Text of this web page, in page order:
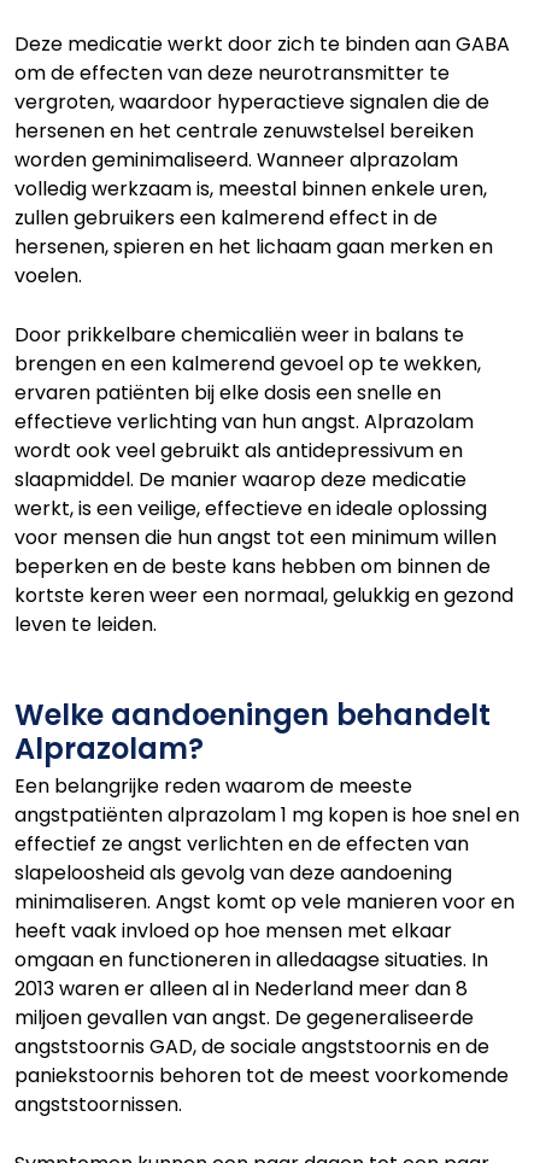
Deze medicatie werkt door zich te binden aan GABA
om de effecten van deze neurotransmitter te
vergroten, waardoor hyperactieve signalen die de
hersenen en het centrale zenuwstelsel bereiken
worden geminimaliseerd. Wanneer alprazolam
volledig werkzaam is, meestal binnen enkele uren,
zullen gebruikers een kalmerend effect in de
hersenen, spieren en het lichaam gaan merken en
voelen.
Door prikkelbare chemicaliën weer in balans te
brengen en een kalmerend gevoel op te wekken,
ervaren patiënten bij elke dosis een snelle en
effectieve verlichting van hun angst. Alprazolam
wordt ook veel gebruikt als antidepressivum en
slaapmiddel. De manier waarop deze medicatie
werkt, is een veilige, effectieve en ideale oplossing
voor mensen die hun angst tot een minimum willen
beperken en de beste kans hebben om binnen de
kortste keren weer een normaal, gelukkig en gezond
leven te leiden.
Welke aandoeningen behandelt
Alprazolam?
Een belangrijke reden waarom de meeste
angstpatiënten alprazolam 1 mg kopen is hoe snel en
effectief ze angst verlichten en de effecten van
slapeloosheid als gevolg van deze aandoening
minimaliseren. Angst komt op vele manieren voor en
heeft vaak invloed op hoe mensen met elkaar
omgaan en functioneren in alledaagse situaties. In
2013 waren er alleen al in Nederland meer dan 8
miljoen gevallen van angst. De gegeneraliseerde
angststoornis GAD, de sociale angststoornis en de
paniekstoornis behoren tot de meest voorkomende
angststoornissen.